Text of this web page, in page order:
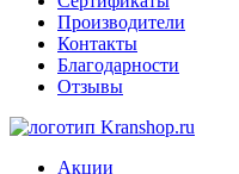
Производители
Контакты
Благодарности
Отзывы
Акции